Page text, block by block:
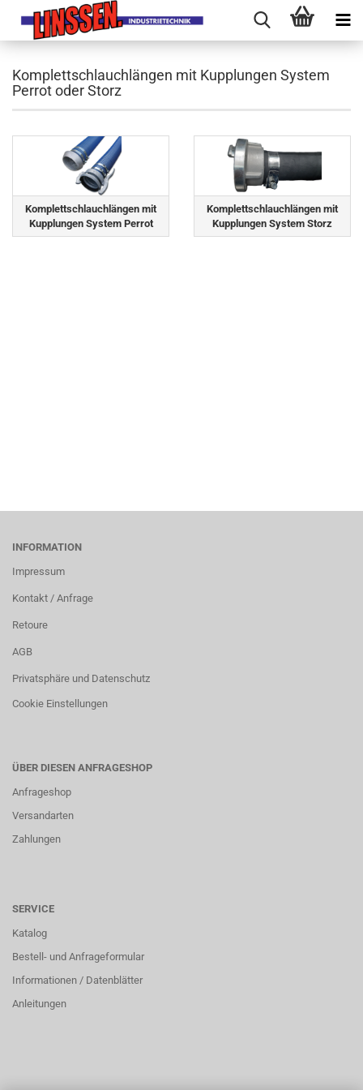
Komplettschlauchlängen mit Kupplungen System
Perrot oder Storz
Komplettschlauchlängen mit
Kupplungen System Perrot
Komplettschlauchlängen mit
Kupplungen System Storz
INFORMATION
Impressum
Kontakt / Anfrage
Retoure
AGB
Privatsphäre und Datenschutz
Cookie Einstellungen
ÜBER DIESEN ANFRAGESHOP
Anfrageshop
Versandarten
Zahlungen
SERVICE
Katalog
Bestell- und Anfrageformular
Informationen / Datenblätter
Anleitungen